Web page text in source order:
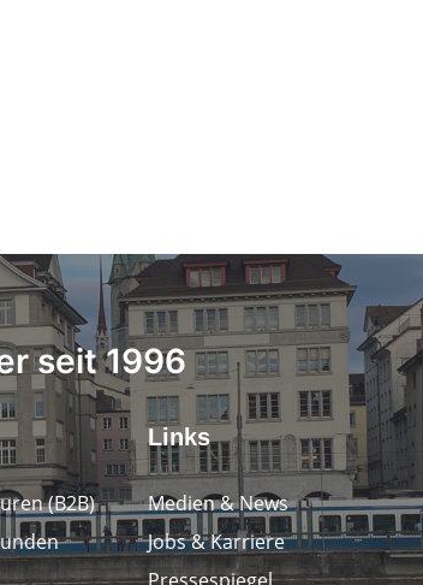
seit 1996
(B2B)
Links
Medien & News
Jobs & Karriere
Pressespiegel